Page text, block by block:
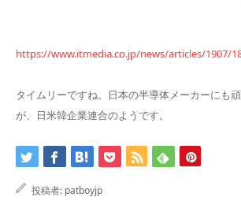
https://www.itmedia.co.jp/news/articles/1907/
タイムリーですね。日本の半導体メーカーにも
が、日米韓企業連合のようです。
投稿者: patboyjp